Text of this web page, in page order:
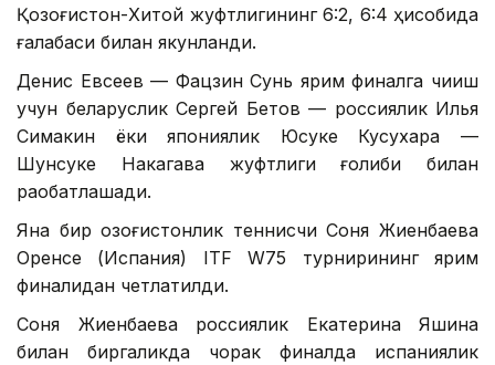
Қозоғистон-Хитой жуфтлигининг 6:2, 6:4 ҳисобида
ғалабаси билан якунланди.
Денис Евсеев — Фацзин Сунь ярим финалга чиқиш
учун беларуслик Сергей Бетов — россиялик Илья
Симакин ёки япониялик Юсуке Кусухара —
Шунсуке Накагава жуфтлиги ғолиби билан
рақобатлашади.
Яна бир қозоғистонлик теннисчи Соня Жиенбаева
Оренсе (Испания) ITF W75 турнирининг ярим
финалидан четлатилди.
Соня Жиенбаева россиялик Екатерина Яшина
билан биргаликда чорак финалда испаниялик